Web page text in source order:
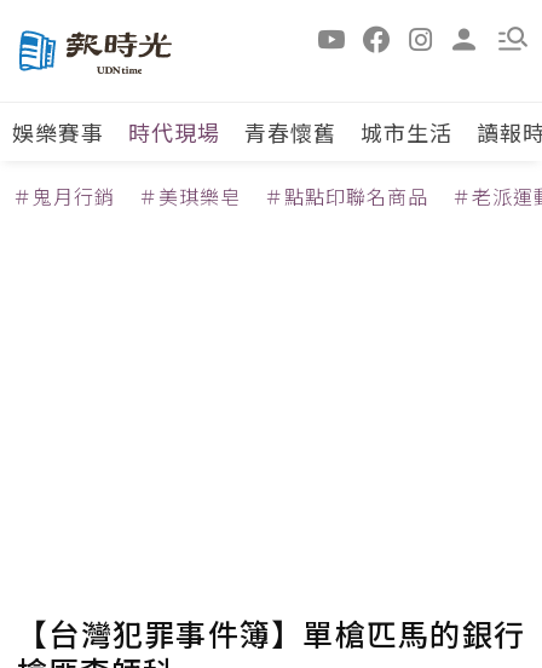
娛樂賽事 時代現場 青春懷舊 城市生活 讀報
＃鬼月行銷 ＃美琪樂皂 ＃點點印聯名商品 ＃老派運
【台灣犯罪事件簿】單槍匹馬的銀行